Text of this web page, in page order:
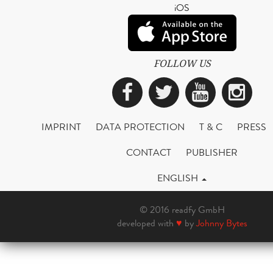
iOS
FOLLOW US
Facebook
Twitter
IMPRINT DATA PROTECTION T & C
PRESS
CONTACT
PUBLISHER
ENGLISH
© 2016 readfy GmbH
developed with ♥ byJohnny Bytes